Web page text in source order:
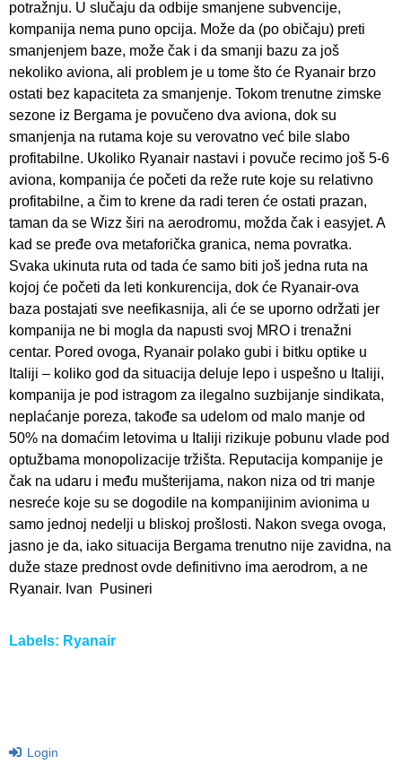
potražnju. U slučaju da odbije smanjene subvencije,
kompanija nema puno opcija. Može da (po običaju) preti
smanjenjem baze, može čak i da smanji bazu za još
nekoliko aviona, ali problem je u tome što će Ryanair brzo
ostati bez kapaciteta za smanjenje. Tokom trenutne zimske
sezone iz Bergama je povučeno dva aviona, dok su
smanjenja na rutama koje su verovatno već bile slabo
profitabilne. Ukoliko Ryanair nastavi i povuče recimo još 5-6
aviona, kompanija će početi da reže rute koje su relativno
profitabilne, a čim to krene da radi teren će ostati prazan,
taman da se Wizz širi na aerodromu, možda čak i easyjet. A
kad se pređe ova metaforička granica, nema povratka.
Svaka ukinuta ruta od tada će samo biti još jedna ruta na
kojoj će početi da leti konkurencija, dok će Ryanair-ova
baza postajati sve neefikasnija, ali će se uporno održati jer
kompanija ne bi mogla da napusti svoj MRO i trenažni
centar. Pored ovoga, Ryanair polako gubi i bitku optike u
Italiji – koliko god da situacija deluje lepo i uspešno u Italiji,
kompanija je pod istragom za ilegalno suzbijanje sindikata,
neplaćanje poreza, takođe sa udelom od malo manje od
50% na domaćim letovima u Italiji rizikuje pobunu vlade pod
optužbama monopolizacije tržišta. Reputacija kompanije je
čak na udaru i među mušterijama, nakon niza od tri manje
nesreće koje su se dogodile na kompanijinim avionima u
samo jednoj nedelji u bliskoj prošlosti. Nakon svega ovoga,
jasno je da, iako situacija Bergama trenutno nije zavidna, na
duže staze prednost ovde definitivno ima aerodrom, a ne
Ryanair. Ivan Pusineri
Labels: Ryanair
Login